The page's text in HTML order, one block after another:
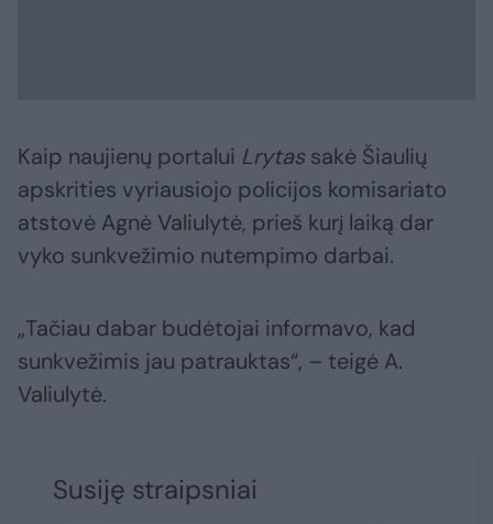
Kaip naujienų portalui Lrytassakė Šiaulių
apskrities vyriausiojo policijos komisariato
atstovė Agnė Valiulytė, prieš kurį laiką dar
vyko sunkvežimio nutempimo darbai.
„Tačiau dabar budėtojai informavo, kad
sunkvežimis jau patrauktas“, – teigė A.
Valiulytė.
Susiję straipsniai